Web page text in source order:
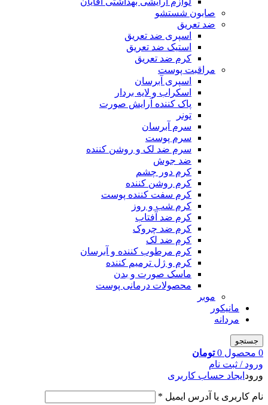
صابون شستشو
ضد تعریق
اسپری ضد تعریق
استیک ضد تعریق
کرم ضد تعریق
مراقبت پوست
اسپری آبرسان
اسکراب و لایه بردار
پاک کننده آرایش صورت
تونر
سرم آبرسان
سرم پوست
سرم ضد لک و روشن کننده
ضد جوش
کرم دور چشم
کرم روشن کننده
کرم سفت کننده پوست
کرم شب و روز
کرم ضد آفتاب
کرم ضد چروک
کرم ضد لک
کرم مرطوب کننده و آبرسان
کرم و ژل ترمیم کننده
ماسک صورت و بدن
محصولات درمانی پوست
موبر
مانیکور
مردانه
جستجو
0 محصول 0 تومان
ورود / ثبت نام
ورود ایجاد حساب کاربری
نام کاربری یا آدرس ایمیل *